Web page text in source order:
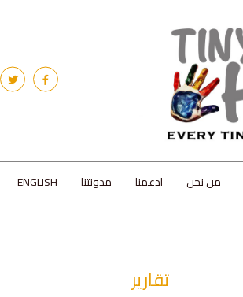
من نحن ادعمنا مدونتنا ENGLISH
تقارير